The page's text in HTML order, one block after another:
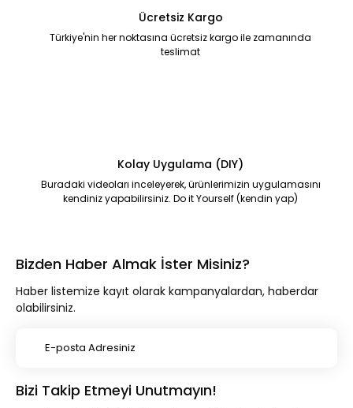
Ücretsiz Kargo
Türkiye'nin her noktasına ücretsiz kargo ile zamanında
teslimat
Kolay Uygulama (DIY)
Buradaki videoları inceleyerek, ürünlerimizin uygulamasını
kendiniz yapabilirsiniz. Do it Yourself (kendin yap)
Bizden Haber Almak İster Misiniz?
Haber listemize kayıt olarak kampanyalardan, haberdar
olabilirsiniz.
Bizi Takip Etmeyi Unutmayın!